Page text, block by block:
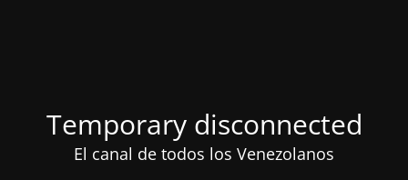
Temporary disconnected
El canal de todos los Venezolanos